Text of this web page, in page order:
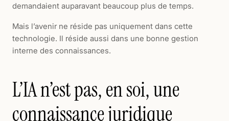
demandaient auparavant beaucoup plus de temps.
Mais l’avenir ne réside pas uniquement dans cette
technologie. Il réside aussi dans une bonne gestion
interne des connaissances.
L’IA n’est pas, en soi, une
connaissance juridique